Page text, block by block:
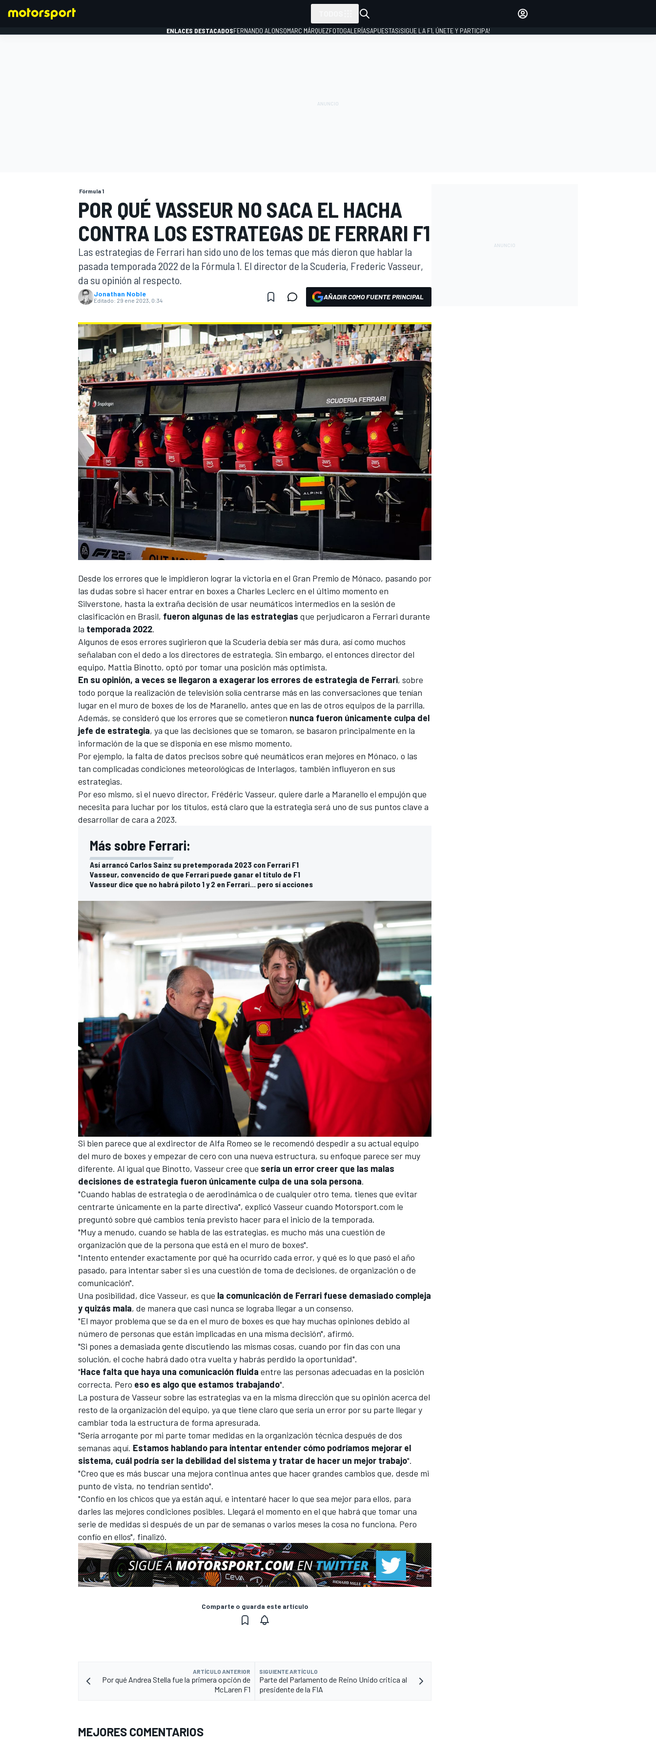
WEC FÓRMULA E
ENLACES DESTACADOSFERNANDO ALONSOMARC MÁRQUEZFOTOGALERÍASAPUESTAS¡SIGUE LA F1, ÚNETE Y PARTICIPA!
Fórmula 1
POR QUÉ VASSEUR NO SACA EL HACHA
CONTRA LOS ESTRATEGAS DE FERRARI F1
Las estrategias de Ferrari han sido uno de los temas que más dieron que hablar la
pasada temporada 2022 de la Fórmula 1. El director de la Scuderia, Frederic Vasseur,
da su opinión al respecto.
Jonathan Noble
Editado: 29 ene 2023, 0:34 AÑADIR COMO FUENTE PRINCIPAL
Desde los errores que le impidieron lograr la victoria en el Gran Premio de Mónaco, pasando por
las dudas sobre si hacer entrar en boxes a Charles Leclerc en el último momento en
Silverstone, hasta la extraña decisión de usar neumáticos intermedios en la sesión de
clasificación en Brasil, fueron algunas de las estrategias que perjudicaron a Ferrari durante
la temporada 2022.
Algunos de esos errores sugirieron que la Scuderia debía ser más dura, así como muchos
señalaban con el dedo a los directores de estrategia. Sin embargo, el entonces director del
equipo, Mattia Binotto, optó por tomar una posición más optimista.
En su opinión, a veces se llegaron a exagerar los errores de estrategia de Ferrari, sobre
todo porque la realización de televisión solía centrarse más en las conversaciones que tenían
lugar en el muro de boxes de los de Maranello, antes que en las de otros equipos de la parrilla.
Además, se consideró que los errores que se cometieron nunca fueron únicamente culpa del
jefe de estrategia, ya que las decisiones que se tomaron, se basaron principalmente en la
información de la que se disponía en ese mismo momento.
Por ejemplo, la falta de datos precisos sobre qué neumáticos eran mejores en Mónaco, o las
tan complicadas condiciones meteorológicas de Interlagos, también influyeron en sus
estrategias.
Por eso mismo, si el nuevo director, Frédéric Vasseur, quiere darle a Maranello el empujón que
necesita para luchar por los títulos, está claro que la estrategia será uno de sus puntos clave a
desarrollar de cara a 2023.
Más sobre Ferrari:
Así arrancó Carlos Sainz su pretemporada 2023 con Ferrari F1
Vasseur, convencido de que Ferrari puede ganar el título de F1
Vasseur dice que no habrá piloto 1 y 2 en Ferrari... pero sí acciones
Si bien parece que al exdirector de Alfa Romeo se le recomendó despedir a su actual equipo
del muro de boxes y empezar de cero con una nueva estructura, su enfoque parece ser muy
diferente. Al igual que Binotto, Vasseur cree que sería un error creer que las malas
decisiones de estrategia fueron únicamente culpa de una sola persona.
"Cuando hablas de estrategia o de aerodinámica o de cualquier otro tema, tienes que evitar
centrarte únicamente en la parte directiva", explicó Vasseur cuando Motorsport.com le
preguntó sobre qué cambios tenía previsto hacer para el inicio de la temporada.
"Muy a menudo, cuando se habla de las estrategias, es mucho más una cuestión de
organización que de la persona que está en el muro de boxes".
"Intento entender exactamente por qué ha ocurrido cada error, y qué es lo que pasó el año
pasado, para intentar saber si es una cuestión de toma de decisiones, de organización o de
comunicación".
Una posibilidad, dice Vasseur, es que la comunicación de Ferrari fuese demasiado compleja
y quizás mala, de manera que casi nunca se lograba llegar a un consenso.
"El mayor problema que se da en el muro de boxes es que hay muchas opiniones debido al
número de personas que están implicadas en una misma decisión", afirmó.
"Si pones a demasiada gente discutiendo las mismas cosas, cuando por fin das con una
solución, el coche habrá dado otra vuelta y habrás perdido la oportunidad".
"Hace falta que haya una comunicación fluida entre las personas adecuadas en la posición
correcta. Pero eso es algo que estamos trabajando".
La postura de Vasseur sobre las estrategias va en la misma dirección que su opinión acerca del
resto de la organización del equipo, ya que tiene claro que sería un error por su parte llegar y
cambiar toda la estructura de forma apresurada.
"Sería arrogante por mi parte tomar medidas en la organización técnica después de dos
semanas aquí. Estamos hablando para intentar entender cómo podríamos mejorar el
sistema, cuál podría ser la debilidad del sistema y tratar de hacer un mejor trabajo".
"Creo que es más buscar una mejora continua antes que hacer grandes cambios que, desde mi
punto de vista, no tendrían sentido".
"Confío en los chicos que ya están aquí, e intentaré hacer lo que sea mejor para ellos, para
darles las mejores condiciones posibles. Llegará el momento en el que habrá que tomar una
serie de medidas si después de un par de semanas o varios meses la cosa no funciona. Pero
confío en ellos", finalizó.
Comparte o guarda este artículo
ARTÍCULO ANTERIOR
Por qué Andrea Stella fue la primera opción de
McLaren F1
SIGUIENTE ARTÍCULO
Parte del Parlamento de Reino Unido critica al
presidente de la FIA
MEJORES COMENTARIOS